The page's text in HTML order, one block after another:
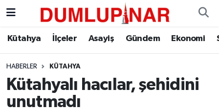
Kütahya İlçeler Asayiş Gündem Ekonomi
HABERLER KÜTAHYA
Kütahyalı hacılar, şehidini
unutmadı
Asayiş
Diğer
Dünya
Kütahya Hava Durumu
Kütahya Trafik Yoğunluk Haritası
Süper Lig Puan Durumu ve Fikstür